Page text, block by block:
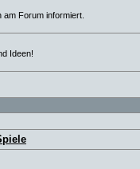
Forum informiert.
Ideen!